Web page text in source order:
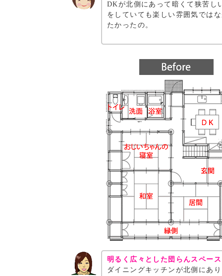
DKが北側にあって暗くて狭苦し
をしていても楽しい雰囲気では
たかったの。
明るく広々とした団らんスペー
ダイニングキッチンが北側にあ